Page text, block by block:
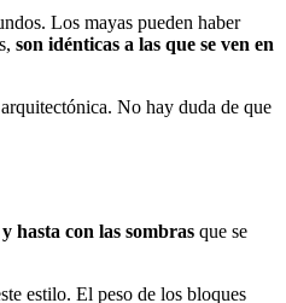
Los mayas pueden haber
son idénticas a las que se ven en
No hay duda de que
hasta con las sombras que se
estilo. El peso de los bloques